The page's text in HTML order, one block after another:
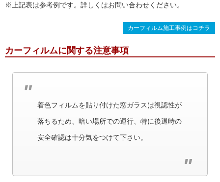
※上記表は参考例です。詳しくはお問い合わせください。
カーフィルム施工事例はコチラ
カーフィルムに関する注意事項
着色フィルムを貼り付けた窓ガラスは視認性が
落ちるため、暗い場所での運行、特に後退時の
安全確認は十分気をつけて下さい。